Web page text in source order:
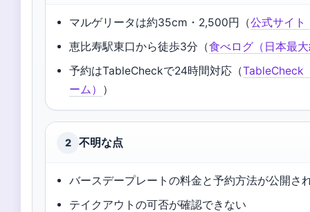
マルゲリータは約35cm・2,500円（公式サイト
恵比寿駅東口から徒歩3分（食べログ（日本最
予約はTableCheckで24時間対応（TableCheck
ーム） ）
2 不明な点
バースデープレートの料金と予約方法が公開さ
テイクアウトの可否が確認できない